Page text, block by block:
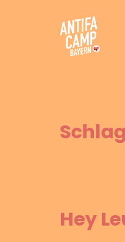
Hey